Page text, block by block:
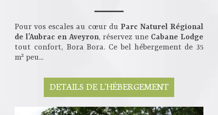
Pour vos escales au cœur du Parc Naturel Régional
de l’Aubrac en Aveyron, réservez une Cabane Lodge
tout confort, Bora Bora. Ce bel hébergement de 35
m² peu...
DETAILS DE L'HÉBERGEMENT